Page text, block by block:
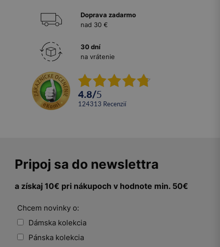
Doprava zadarmo
nad 30 €
30 dní
na vrátenie
4.8/5
124313 recenzií
Pripoj sa do newslettra
a získaj 10€ pri nákupoch v hodnote min. 50€
Chcem novinky o:
Dámska kolekcia
Pánska kolekcia